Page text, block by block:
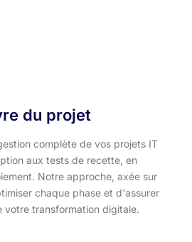
du projet
complète de vos projets IT
aux tests de recette, en
Notre approche, axée sur
chaque phase et d'assurer
votre transformation digitale.